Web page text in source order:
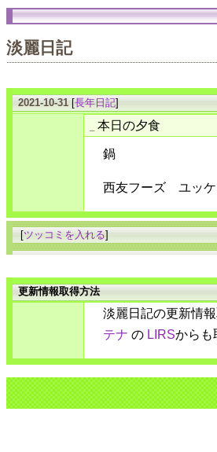
淡麗日記
2021-10-31 [長年日記]
本日の夕食
鍋
西友フーズ ユッケ
[ツッコミを入れる]
更新情報取得方法
淡麗日記の更新情
テナ の LIRSからも